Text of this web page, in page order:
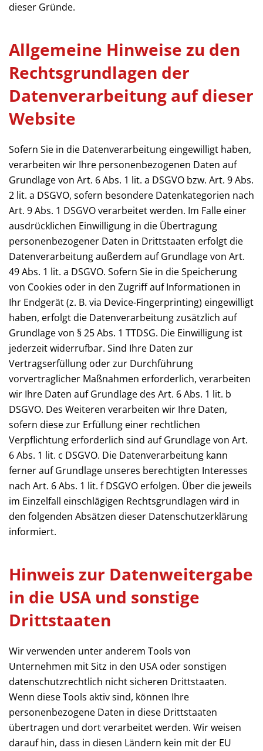
dieser Gründe.
Allgemeine Hinweise zu den
Rechtsgrundlagen der
Datenverarbeitung auf dieser
Website
Sofern Sie in die Datenverarbeitung eingewilligt haben,
verarbeiten wir Ihre personenbezogenen Daten auf
Grundlage von Art. 6 Abs. 1 lit. a DSGVO bzw. Art. 9 Abs.
2 lit. a DSGVO, sofern besondere Datenkategorien nach
Art. 9 Abs. 1 DSGVO verarbeitet werden. Im Falle einer
ausdrücklichen Einwilligung in die Übertragung
personenbezogener Daten in Drittstaaten erfolgt die
Datenverarbeitung außerdem auf Grundlage von Art.
49 Abs. 1 lit. a DSGVO. Sofern Sie in die Speicherung
von Cookies oder in den Zugriff auf Informationen in
Ihr Endgerät (z. B. via Device-Fingerprinting) eingewilligt
haben, erfolgt die Datenverarbeitung zusätzlich auf
Grundlage von § 25 Abs. 1 TTDSG. Die Einwilligung ist
jederzeit widerrufbar. Sind Ihre Daten zur
Vertragserfüllung oder zur Durchführung
vorvertraglicher Maßnahmen erforderlich, verarbeiten
wir Ihre Daten auf Grundlage des Art. 6 Abs. 1 lit. b
DSGVO. Des Weiteren verarbeiten wir Ihre Daten,
sofern diese zur Erfüllung einer rechtlichen
Verpflichtung erforderlich sind auf Grundlage von Art.
6 Abs. 1 lit. c DSGVO. Die Datenverarbeitung kann
ferner auf Grundlage unseres berechtigten Interesses
nach Art. 6 Abs. 1 lit. f DSGVO erfolgen. Über die jeweils
im Einzelfall einschlägigen Rechtsgrundlagen wird in
den folgenden Absätzen dieser Datenschutzerklärung
informiert.
Hinweis zur Datenweitergabe
in die USA und sonstige
Drittstaaten
Wir verwenden unter anderem Tools von
Unternehmen mit Sitz in den USA oder sonstigen
datenschutzrechtlich nicht sicheren Drittstaaten.
Wenn diese Tools aktiv sind, können Ihre
personenbezogene Daten in diese Drittstaaten
übertragen und dort verarbeitet werden. Wir weisen
darauf hin, dass in diesen Ländern kein mit der EU